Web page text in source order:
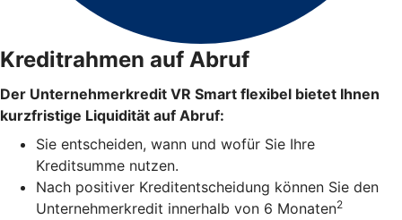
Kreditrahmen auf Abruf
Der Unternehmerkredit VR Smart flexibel bietet Ihnen
kurzfristige Liquidität auf Abruf:
Sie entscheiden, wann und wofür Sie Ihre
Kreditsumme nutzen.
Nach positiver Kreditentscheidung können Sie den
Unternehmerkredit innerhalb von 6 Monaten2